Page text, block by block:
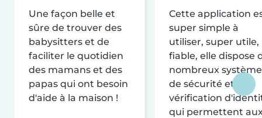
Une façon belle et
sûre de trouver des
babysitters et de
faciliter le quotidien
des mamans et des
papas qui ont besoin
d'aide à la maison !
Cette application
super simple à
utiliser, super utile,
fiable, elle dispose
nombreux
de sécurité et de
vérification
qui permettent